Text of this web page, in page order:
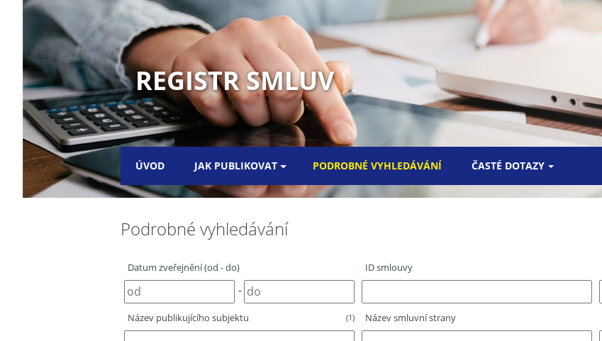
REGISTR SMLUV
ÚVOD JAK PUBLIKOVAT PODROBNÉ VYHLEDÁVÁNÍ ČASTÉ DOTAZY
Podrobné vyhledávání
Datum zveřejnění (od - do)
-
Název publikujícího subjektu (1)
ID smlouvy
Název smluvní strany